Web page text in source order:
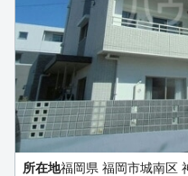
所在地福岡県 福岡市城南区